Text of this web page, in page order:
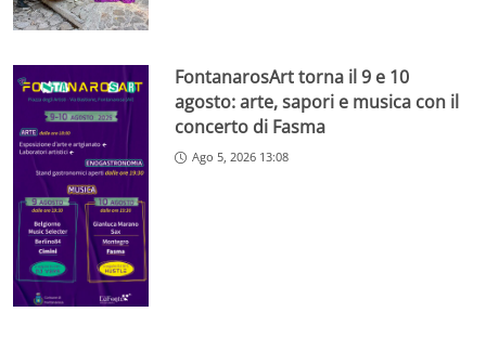
FontanarosArt torna il 9 e 10
agosto: arte, sapori e musica con il
concerto di Fasma
Ago 5, 2026 13:08